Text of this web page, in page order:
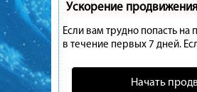
Ускорение продвижения
Если вам трудно попасть
в течение первых 7 дней.
Начать